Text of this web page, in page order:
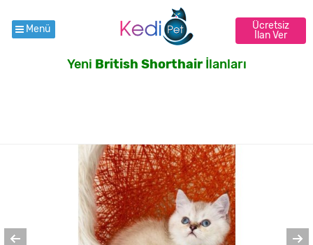
Menü
Ücretsiz
İlan Ver
Yeni British Shorthairİlanları